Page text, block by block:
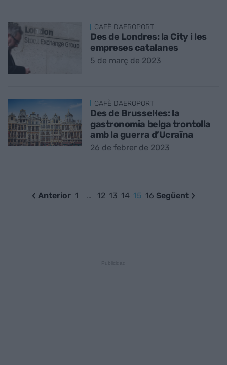
CAFÈ D'AEROPORT
Des de Londres: la City i les
empreses catalanes
5 de març de 2023
CAFÈ D'AEROPORT
Des de Brussel·les: la
gastronomia belga trontolla
amb la guerra d’Ucraïna
26 de febrer de 2023
Anterior 1 … 12 13 14 15 16 Següent